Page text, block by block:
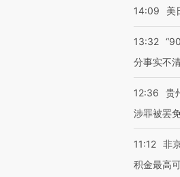
14:09 美
13:32
分事实不
12:36
贵
涉罪被罢
11:12 非
积金最高